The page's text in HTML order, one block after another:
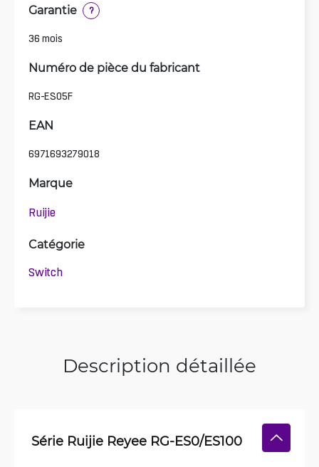
Garantie ?
36 mois
Numéro de pièce du fabricant
RG-ES05F
EAN
6971693279018
Marque
Ruijie
Catégorie
Switch
Description détaillée
Série Ruijie Reyee RG-ES0/ES100